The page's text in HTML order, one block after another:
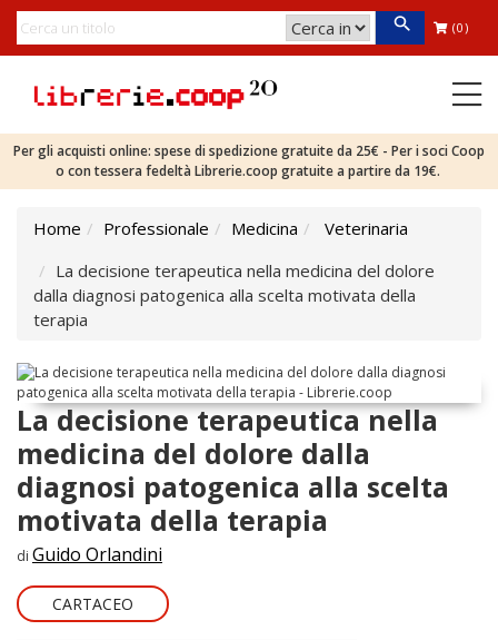
(0)
Per gli acquisti online: spese di spedizione gratuite da 25€ - Per i soci Coop
o con tessera fedeltà Librerie.coop gratuite a partire da 19€.
Home Professionale Medicina
Veterinaria
La decisione terapeutica nella medicina del dolore
dalla diagnosi patogenica alla scelta motivata della
terapia
La decisione terapeutica nella
medicina del dolore dalla
diagnosi patogenica alla scelta
motivata della terapia
di Guido Orlandini
CARTACEO